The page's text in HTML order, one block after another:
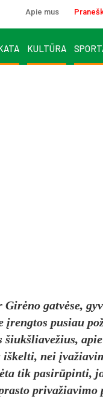
Apie mus
KULTŪRA
gatvė­se,
įreng­tos pu­siau
šiukš­lia­ve­žius,
iš­kel­ti, nei
tik pa­si­rūpin­ti,
pri­va­žia­vi­mo